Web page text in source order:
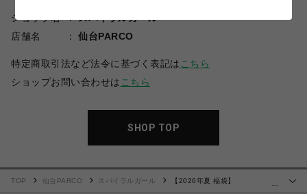
ショップ名
スパイラルガール
店舗名
仙台PARCO
特定商取引法など法令に基づく表記は こちら
ショップお問い合わせは こちら
SHOP TOP
TOP 仙台PARCO スパイラルガール
【2026年夏 福袋】